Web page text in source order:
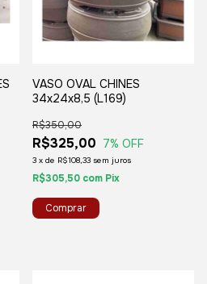
VASO OVAL CHINES
34x24x8,5 (L169)
R$325,00
R$350,00
7% OFF
3 x de R$108,33 sem juros
R$305,50 com Pix